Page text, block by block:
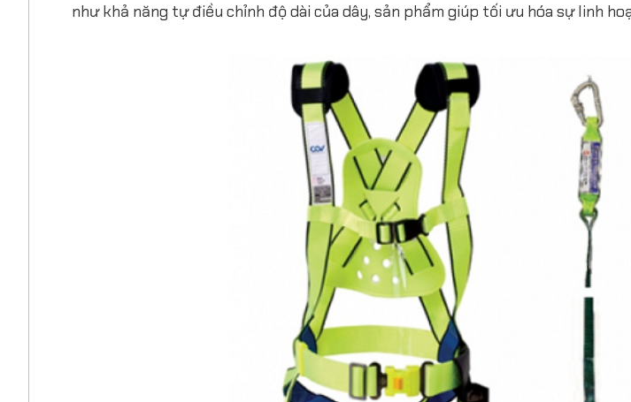
như khả năng tự điều chỉnh độ dài của dây, sản phẩm giúp tối ưu hóa sự linh